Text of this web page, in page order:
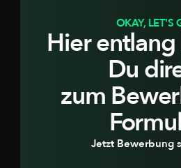
OKAY, LET'S
Hier
Du
zum
Jetzt Bewerbung